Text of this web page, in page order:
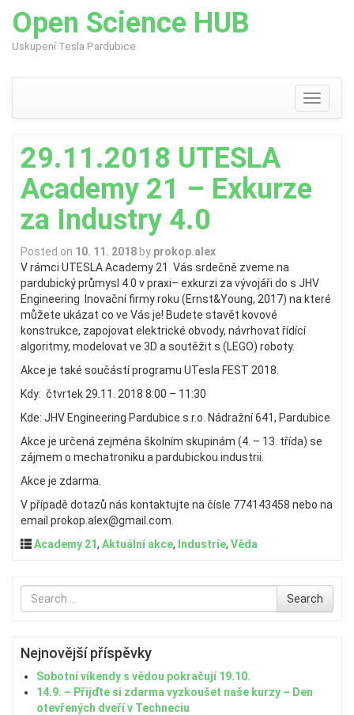
Open Science HUB
Uskupení Tesla Pardubice
Toggle
29.11.2018 UTESLA
Academy 21 – Exkurze
za Industry 4.0
Posted on 10. 11. 2018 by prokop.alex
V rámci UTESLA Academy 21 Vás srdečně zveme na
pardubický průmysl 4.0 v praxi– exkurzi za vývojáři do s JHV
Engineering Inovační firmy roku (Ernst&Young, 2017) na které
můžete ukázat co ve Vás je! Budete stavět kovové
konstrukce, zapojovat elektrické obvody, návrhovat řídící
algoritmy, modelovat ve 3D a soutěžit s (LEGO) roboty.
Akce je také součástí programu UTesla FEST 2018.
Kdy: čtvrtek 29.11. 2018 8:00 – 11:30
Kde: JHV Engineering Pardubice s.r.o. Nádražní 641, Pardubice
Akce je určená zejména školním skupinám (4. – 13. třída) se
zájmem o mechatroniku a pardubickou industrii.
Akce je zdarma.
V případě dotazů nás kontaktujte na čísle 774143458 nebo na
email prokop.alex@gmail.com.
Academy 21, Aktuální akce, Industrie, Věda
Search
for
Search
Nejnovější příspěvky
Sobotní víkendy s vědou pokračují 19.10.
14.9. – Přijďte si zdarma vyzkoušet naše kurzy – Den
otevřených dveří v Techneciu